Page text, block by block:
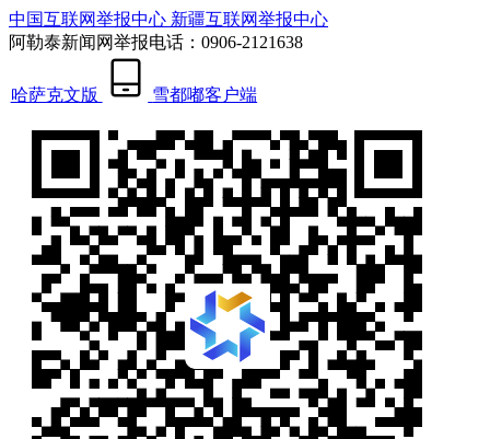
中国互联网举报中心 新疆互联网举报中心
阿勒泰新闻网举报电话：0906-2121638
哈萨克文版 雪都嘟客户端